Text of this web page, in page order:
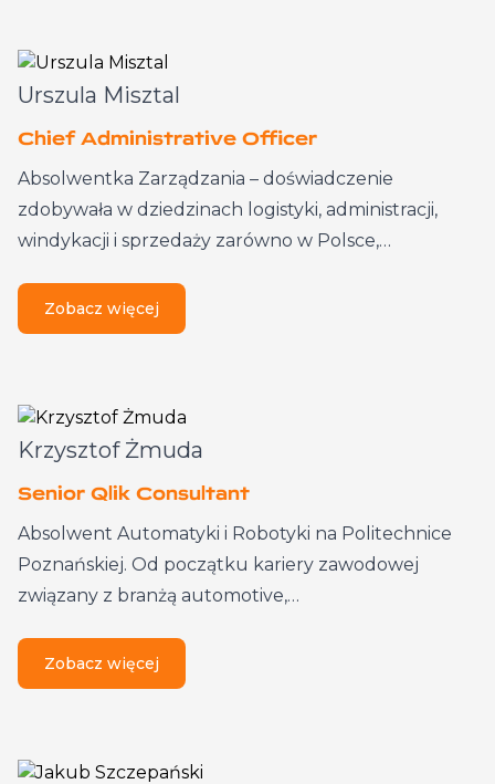
Urszula Misztal
Chief Administrative Officer
Absolwentka Zarządzania – doświadczenie
zdobywała w dziedzinach logistyki, administracji,
windykacji i sprzedaży zarówno w Polsce,…
Zobacz więcej
Krzysztof Żmuda
Senior Qlik Consultant
Absolwent Automatyki i Robotyki na Politechnice
Poznańskiej. Od początku kariery zawodowej
związany z branżą automotive,…
Zobacz więcej